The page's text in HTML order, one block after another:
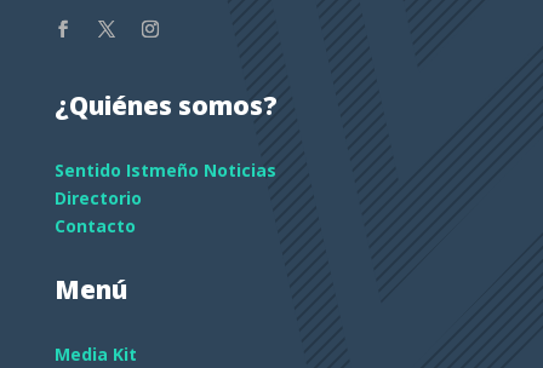
¿Quiénes somos?
Sentido Istmeño Noticias
Directorio
Contacto
Menú
Media Kit